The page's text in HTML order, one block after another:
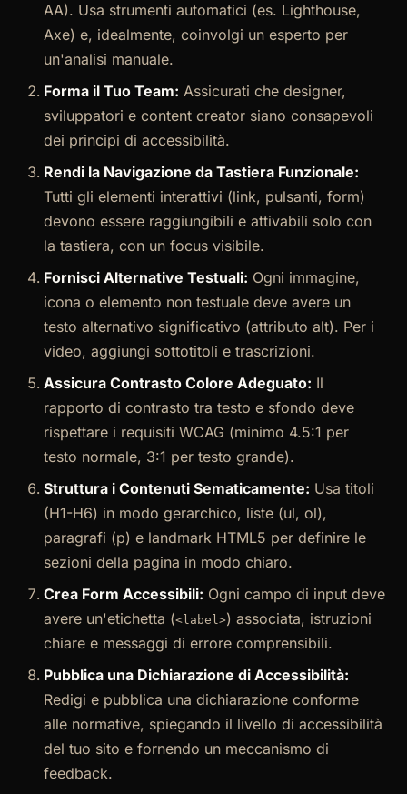
AA). Usa strumenti automatici (es. Lighthouse,
Axe) e, idealmente, coinvolgi un esperto per
un'analisi manuale.
Forma il Tuo Team: Assicurati che designer,
sviluppatori e content creator siano consapevoli
dei principi di accessibilità.
Rendi la Navigazione da Tastiera Funzionale:
Tutti gli elementi interattivi (link, pulsanti, form)
devono essere raggiungibili e attivabili solo con
la tastiera, con un focus visibile.
Fornisci Alternative Testuali: Ogni immagine,
icona o elemento non testuale deve avere un
testo alternativo significativo (attributo alt). Per i
video, aggiungi sottotitoli e trascrizioni.
Assicura Contrasto Colore Adeguato: Il
rapporto di contrasto tra testo e sfondo deve
rispettare i requisiti WCAG (minimo 4.5:1 per
testo normale, 3:1 per testo grande).
Struttura i Contenuti Sematicamente: Usa titoli
(H1-H6) in modo gerarchico, liste (ul, ol),
paragrafi (p) e landmark HTML5 per definire le
sezioni della pagina in modo chiaro.
Crea Form Accessibili: Ogni campo di input deve
avere un'etichetta (<label>) associata, istruzioni
chiare e messaggi di errore comprensibili.
Pubblica una Dichiarazione di Accessibilità:
Redigi e pubblica una dichiarazione conforme
alle normative, spiegando il livello di accessibilità
del tuo sito e fornendo un meccanismo di
feedback.